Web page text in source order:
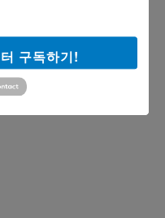
구독하기!